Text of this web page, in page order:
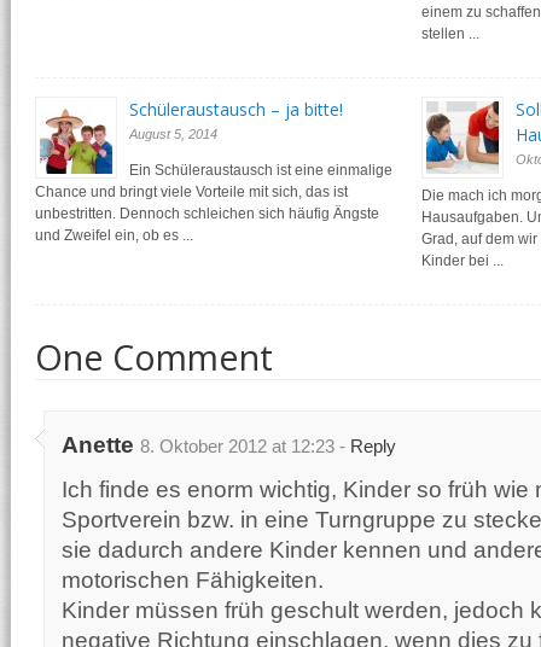
einem zu
stellen ...
Schüleraustausch – ja bitte!
August 5, 2014
Ein Schüleraustausch ist eine einmalige
Chance und bringt viele Vorteile mit sich, das ist
unbestritten. Dennoch schleichen sich häufig Ängste
und Zweifel ein, ob es ...
Die mach ich
Hausaufgaben.
Grad, auf dem
Kinder bei ...
One Comment
Anette 8. Oktober 2012 at 12:23 - Reply
Ich finde es enorm wichtig, Kinder so früh wie
Sportverein bzw. in eine Turngruppe zu
sie dadurch andere Kinder kennen und
motorischen Fähigkeiten.
Kinder müssen früh geschult werden, jedoch
negative Richtung einschlagen, wenn dies zu